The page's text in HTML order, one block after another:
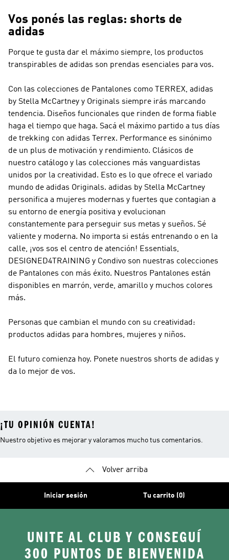
Vos ponés las reglas: shorts de
adidas
Porque te gusta dar el máximo siempre, los productos
transpirables de adidas son prendas esenciales para vos.
Con las colecciones de Pantalones como
TERREX, adidas
by Stella McCartney y Originals siempre irás marcando
tendencia. Diseños funcionales que rinden de forma fiable
haga el tiempo que haga. Sacá el máximo partido a tus días
de trekking con adidas Terrex. Performance es sinónimo
de un plus de motivación y rendimiento. Clásicos de
nuestro catálogo y las colecciones más vanguardistas
unidos por la creatividad. Esto es lo que ofrece el variado
mundo de adidas Originals. adidas by Stella McCartney
personifica a mujeres modernas y fuertes que contagian a
su entorno de energía positiva y evolucionan
constantemente para perseguir sus metas y sueños. Sé
valiente y moderna. No importa si estás entrenando o en la
calle, ¡vos sos el centro de atención! Essentials,
DESIGNED4TRAINING y Condivo son nuestras colecciones
de Pantalones con más éxito. Nuestros Pantalones están
disponibles en marrón, verde, amarillo y muchos colores
más.
Personas que cambian el mundo con su creatividad:
productos adidas para hombres, mujeres y niños.
El futuro comienza hoy. Ponete nuestros shorts de adidas y
da lo mejor de vos.
¡TU OPINIÓN CUENTA!
Nuestro objetivo es mejorar y valoramos mucho tus comentarios.
Volver arriba
Iniciar sesión Tu carrito (0)
UNITE AL CLUB Y CONSEGUÍ
300 PUNTOS DE BIENVENIDA